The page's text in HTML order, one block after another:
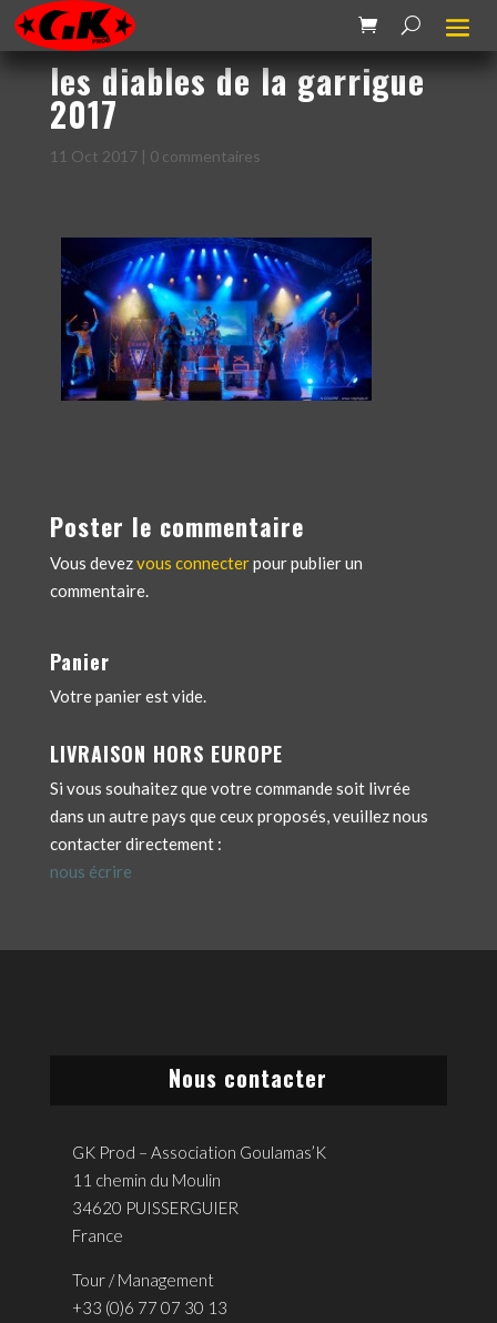
les diables de la garrigue
2017
11 Oct 2017| 0 commentaires
Poster le commentaire
Vous devezvous connecterpour publier un
commentaire.
Panier
Votre panier est vide.
LIVRAISON HORS EUROPE
Si vous souhaitez que votre commande soit livrée
dans un autre pays que ceux proposés, veuillez nous
contacter directement :
nous écrire
Nous contacter
GK Prod – Association Goulamas’K
11 chemin du Moulin
34620 PUISSERGUIER
France
Tour / Management
+33 (0)6 77 07 30 13